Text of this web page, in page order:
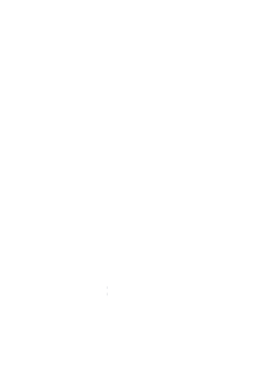
Цена
840,00 ₴